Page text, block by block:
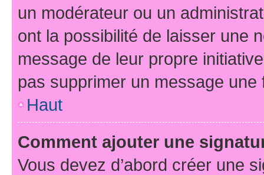
un modérateur ou un
ont la possibilité de laisser une
message de leur propre
pas supprimer un message une
Haut
Comment ajouter une
Vous devez d’abord créer une